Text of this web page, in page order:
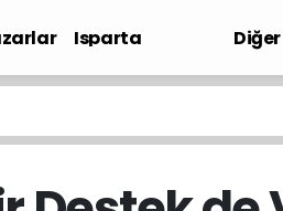
Isparta
Diğer